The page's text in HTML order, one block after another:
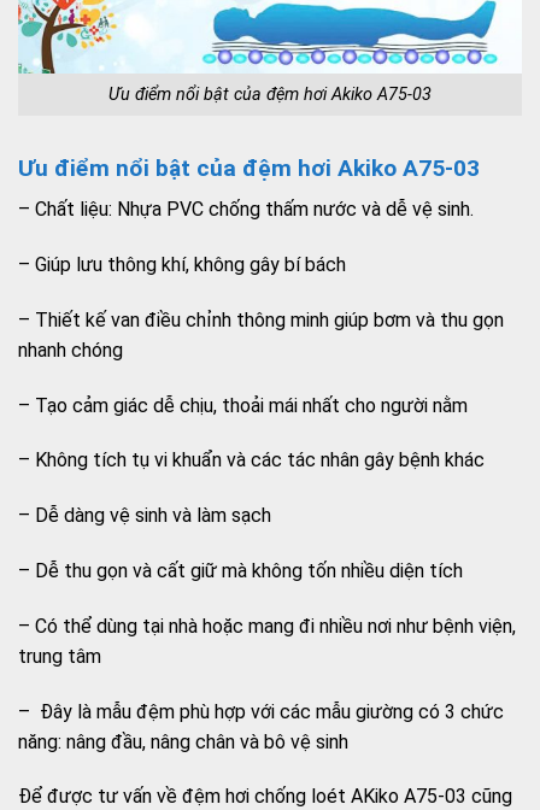
Ưu điểm nổi bật của đệm hơi Akiko A75-03
Ưu điểm nổi bật của đệm hơi Akiko A75-03
– Chất liệu: Nhựa PVC chống thấm nước và dễ vệ sinh.
– Giúp lưu thông khí, không gây bí bách
– Thiết kế van điều chỉnh thông minh giúp bơm và thu gọn
nhanh chóng
– Tạo cảm giác dễ chịu, thoải mái nhất cho người nằm
– Không tích tụ vi khuẩn và các tác nhân gây bệnh khác
– Dễ dàng vệ sinh và làm sạch
– Dễ thu gọn và cất giữ mà không tốn nhiều diện tích
– Có thể dùng tại nhà hoặc mang đi nhiều nơi như bệnh viện,
trung tâm
– Đây là mẫu đệm phù hợp với các mẫu giường có 3 chức
năng: nâng đầu, nâng chân và bô vệ sinh
Để được tư vấn về đệm hơi chống loét AKiko A75-03 cũng